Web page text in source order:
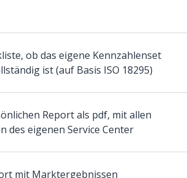
ob das eigene Kennzahlenset
ist (auf Basis ISO 18295)
Report als pdf, mit allen
des eigenen Service Center
mit Marktergebnissen